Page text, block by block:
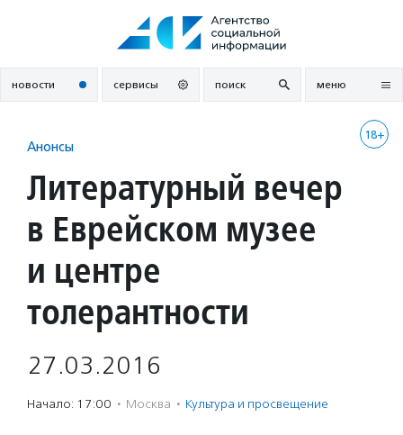
новости сервисы поиск меню
18+
Анонсы
Литературный вечер
в Еврейском музее
и центре
толерантности
27.03.2016
Начало: 17:00 · Москва · Культура и просвещение